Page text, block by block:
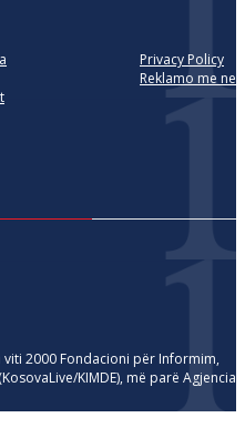
Privacy Policy
Reklamo me ne
2000 Fondacioni për Informim,
KIMDE), më parë Agjencia